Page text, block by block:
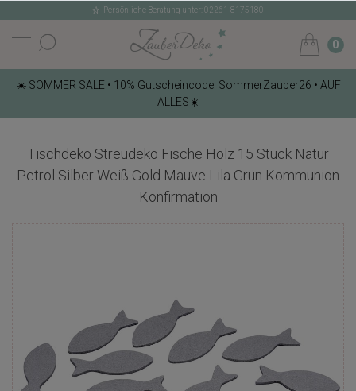
Persönliche Beratung unter: 02261-8175180
0
☀️ SOMMER SALE • 10% Gutscheincode: SommerZauber26 • AUF
ALLES☀️
Tischdeko Streudeko Fische Holz 15 Stück Natur
Petrol Silber Weiß Gold Mauve Lila Grün Kommunion
Konfirmation